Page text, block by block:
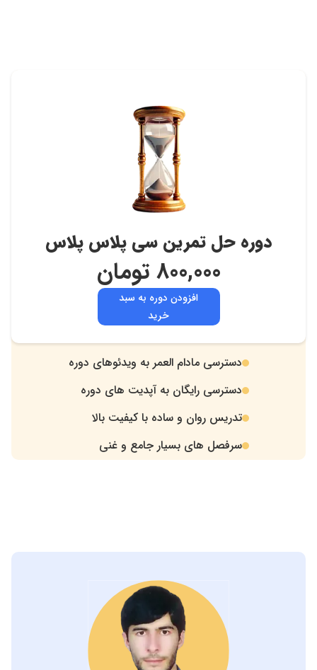
مهارت های ارتباطی بهتری داشته باشیم.
تغییرات و پیشرفت های لازم برای رقابت را در یک محیط در
حال تغییر به کار بگیریم.
می توانیم اتفاقات آینده را پیش بینی کنیم و بر وقوع این
رویدادها تاثیر گذاشته یا در صورت وقوع آن ، تاثیرش را به
تاخیر بیندازیم .
فرصت ها را در محیط شناسایی و از آن ها بهره برداری کنیم
مراحل حل مساله را میدانید؟
حال نوبت می رسیم به این سوال که اصلا چه مراحلی برای حل
یک مساله وجود دارد و باید چگونه مساله را حل کرد؟
در اولین قدم باید مساله را شناسایی کنیم یعنی بررسی کنیم مساله
چه ماهیتی دارد؟ چه تعداد مساله در آن نهفته است و اصلا چگونه
میتوان یک مساله را تعریف کرد.
در قدم بعدی باید ساختار مساله را بررسی کنیم یعنی درک خود را از
مساله بالاتر برده و اطلاعات بیشتری از مساله کسب کنیم. در این
در اینجا باید تصمیم بگیرید که کدام یک از راه ها را برای اجرا
انتخاب کنید که بعد از گذراندن این مرحله نوبت به پیاده سازی
مساله میرسید.
دوره حل تمرین سی پلاس پلاس
800,000 تومان
افزودن دوره به سبد
خرید
. دسترسی مادام العمر به ویدئوهای دوره
. دسترسی رایگان به آپدیت های دوره
. تدریس روان و ساده با کیفیت بالا
. سرفصل های بسیار جامع و غنی